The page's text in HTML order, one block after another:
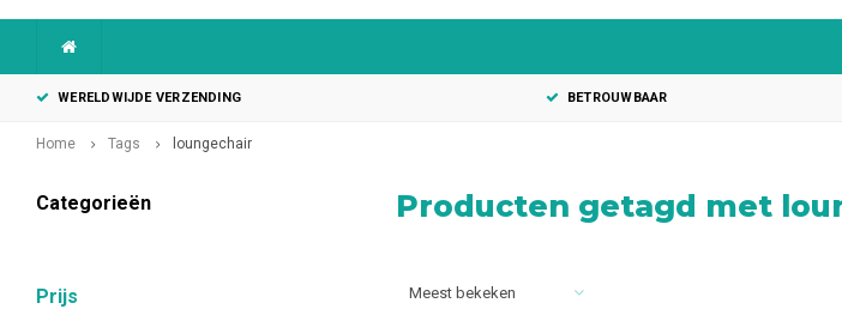
WERELDWIJDE VERZENDING BETROUWBAAR
Home Tags loungechair
Categorieën
Prijs
Producten getagd met
Meest bekeken